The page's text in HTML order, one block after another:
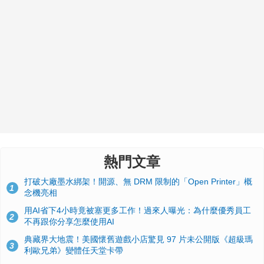
熱門文章
1
打破大廠墨水綁架！開源、無 DRM 限制的「Open Printer」概
念機亮相
2
用AI省下4小時竟被塞更多工作！過來人曝光：為什麼優秀員工
不再跟你分享怎麼使用AI
3
典藏界大地震！美國懷舊遊戲小店驚見 97 片未公開版《超級瑪
利歐兄弟》變體任天堂卡帶